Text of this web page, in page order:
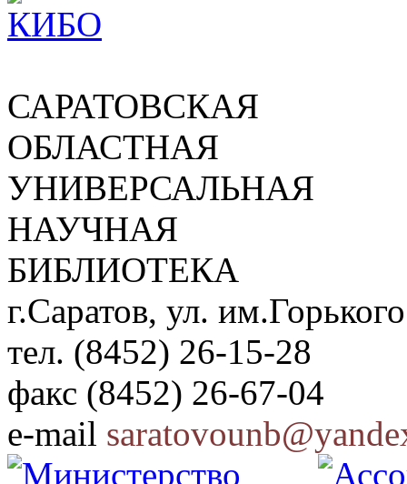
САРАТОВСКАЯ
ОБЛАСТНАЯ
УНИВЕРСАЛЬНАЯ
НАУЧНАЯ
БИБЛИОТЕКА
г.Саратов, ул.
тел. (8452) 26-15-28
факс (8452) 26-67-04
e-mail